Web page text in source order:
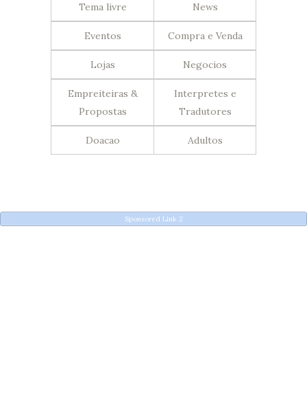
Tema livre News
Eventos Compra e Venda
Lojas Negocios
Empreiteiras &
Propostas
Interpretes e
Tradutores
Doacao Adultos
Sponsored Link 2